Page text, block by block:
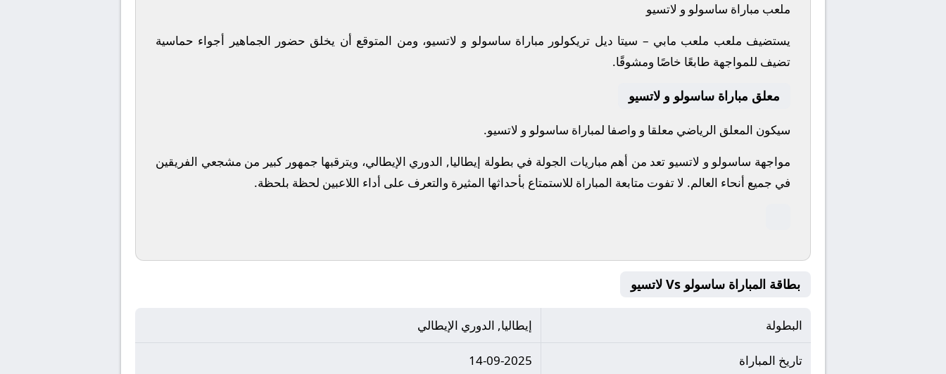
ملعب مباراة ساسولو و لاتسيو
يستضيف ملعب ملعب مابي – سيتا ديل تريكولور مباراة ساسولو و لاتسيو، ومن المتوقع أن يخلق حضور الجماهير أجواء حماسية
تضيف للمواجهة طابعًا خاصًا ومشوقًا.
معلق مباراة ساسولو و لاتسيو
سيكون المعلق الرياضي معلقا و واصفا لمباراة ساسولو و لاتسيو.
مواجهة ساسولو و لاتسيو تعد من أهم مباريات الجولة في بطولة إيطاليا, الدوري الإيطالي، ويترقبها جمهور كبير من مشجعي الفريقين
في جميع أنحاء العالم. لا تفوت متابعة المباراة للاستمتاع بأحداثها المثيرة والتعرف على أداء اللاعبين لحظة بلحظة.
بطاقة المباراة ساسولو Vs لاتسيو
البطولة إيطاليا, الدوري الإيطالي
تاريخ المباراة 14-09-2025